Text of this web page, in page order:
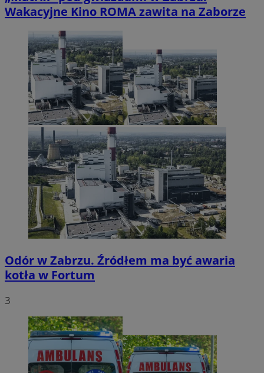
Wakacyjne Kino ROMA zawita na Zaborze
Odór w Zabrzu. Źródłem ma być awaria
kotła w Fortum
3